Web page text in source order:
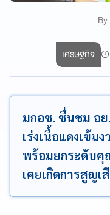
By
เศรษฐกิจ
มกอช. ชื่นชม อ
เร่งเนื้อแดงเข้
พร้อมยกระดับ
เคยเกิดการสูญเ